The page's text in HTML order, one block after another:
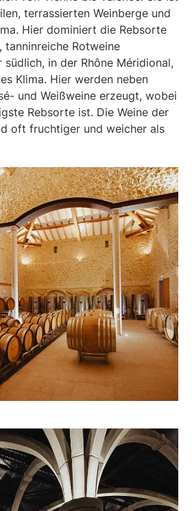
terrassierten Weinberge und
Hier dominiert die Rebsorte
tanninreiche Rotweine
in der Rhône Méridional,
Klima. Hier werden neben
und Weißweine erzeugt, wobei
Rebsorte ist. Die Weine der
oft fruchtiger und weicher als